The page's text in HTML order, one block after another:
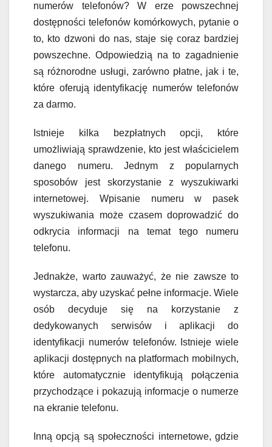
numerów telefonów? W erze powszechnej
dostępności telefonów komórkowych, pytanie o
to, kto dzwoni do nas, staje się coraz bardziej
powszechne. Odpowiedzią na to zagadnienie
są różnorodne usługi, zarówno płatne, jak i te,
które oferują identyfikację numerów telefonów
za darmo.
Istnieje kilka bezpłatnych opcji, które
umożliwiają sprawdzenie, kto jest właścicielem
danego numeru. Jednym z popularnych
sposobów jest skorzystanie z wyszukiwarki
internetowej. Wpisanie numeru w pasek
wyszukiwania może czasem doprowadzić do
odkrycia informacji na temat tego numeru
telefonu.
Jednakże, warto zauważyć, że nie zawsze to
wystarcza, aby uzyskać pełne informacje. Wiele
osób decyduje się na korzystanie z
dedykowanych serwisów i aplikacji do
identyfikacji numerów telefonów. Istnieje wiele
aplikacji dostępnych na platformach mobilnych,
które automatycznie identyfikują połączenia
przychodzące i pokazują informacje o numerze
na ekranie telefonu.
Inną opcją są społeczności internetowe, gdzie